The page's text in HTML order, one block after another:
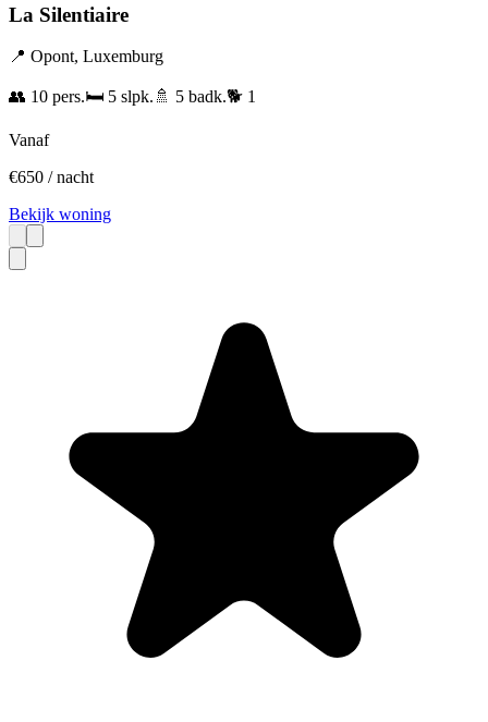
La Silentiaire
📍 Opont, Luxemburg
👥 10 pers.🛏️ 5 slpk. 🚿 5 badk.🐕 1
Vanaf
€650 / nacht
Bekijk woning